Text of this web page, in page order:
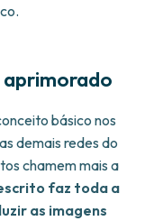
aprimorado
básico nos
demais redes do
chamem mais a
faz toda a
as imagens